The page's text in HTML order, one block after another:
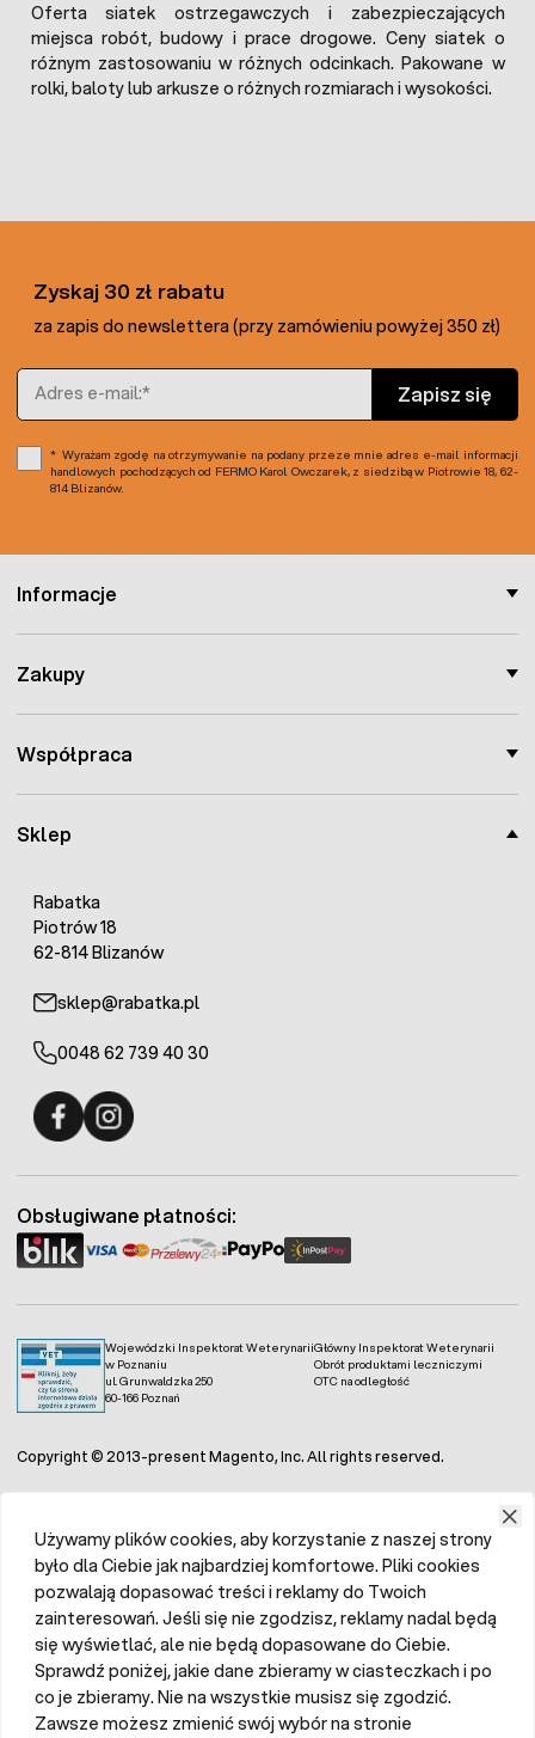
Oferta siatek ostrzegawczych i zabezpieczających
miejsca robót, budowy i prace drogowe. Ceny siatek o
różnym zastosowaniu w różnych odcinkach. Pakowane w
rolki, baloty lub arkusze o różnych rozmiarach i wysokości.
Sklep
Rabatka
Piotrów 18
62-814 Blizanów
sklep@rabatka.pl
0048 62 739 40 30
Informacje
Zakupy
Współpraca
Zyskaj 30 zł rabatu
za zapis do newslettera (przy zamówieniu powyżej 350 zł)
Adres e-mail
Zapisz się
Wyrażam zgodę na otrzymywanie na podany przeze mnie adres e-mail informacji
handlowych pochodzących od FERMO Karol Owczarek, z siedzibą w Piotrowie 18, 62-
814 Blizanów.
Wojewódzki Inspektorat Weterynarii
w Poznaniu
ul. Grunwaldzka 250
60-166 Poznań
Główny Inspektorat Weterynarii
Obrót produktami leczniczymi
OTC na odległość
Obsługiwane płatności:
Copyright © 2013-present Magento, Inc. All rights reserved.
Używamy plików cookies, aby korzystanie z naszej strony
było dla Ciebie jak najbardziej komfortowe. Pliki cookies
pozwalają dopasować treści i reklamy do Twoich
zainteresowań. Jeśli się nie zgodzisz, reklamy nadal będą
się wyświetlać, ale nie będą dopasowane do Ciebie.
Sprawdź poniżej, jakie dane zbieramy w ciasteczkach i po
co je zbieramy. Nie na wszystkie musisz się zgodzić.
Zawsze możesz zmienić swój wybór na stronie